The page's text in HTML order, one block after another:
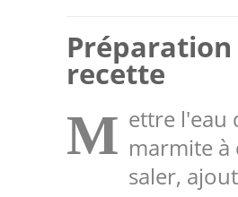
Préparation
recette
M ettre l'eau
marmite à
saler,